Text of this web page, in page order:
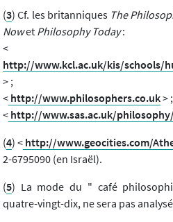
(3) Cf. les britanniquesThe
Nowet Philosophy Today:
<
http://www.kcl.ac.uk/kis/schools/
> ;
< http://www.philosophers.co.uk> ;
< http://www.sas.ac.uk/
(4) < http://www.geocities.com/
2-6795090 (en Israël).
(5) La mode du " café
quatre-vingt-dix, ne sera pas